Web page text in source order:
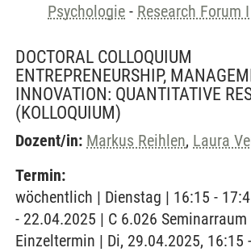
Psychologie - Research Forum I
DOCTORAL COLLOQUIUM
ENTREPRENEURSHIP,
INNOVATION: QUANTITATIVE
(KOLLOQUIUM)
Dozent/in: Markus Reihlen, Laura
Termin:
wöchentlich | Dienstag | 16:15 -
- 22.04.2025 | C 6.026 Seminarraum
Einzeltermin | Di, 29.04.2025, 16:15